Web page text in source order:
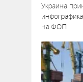
Украина
на ФОП